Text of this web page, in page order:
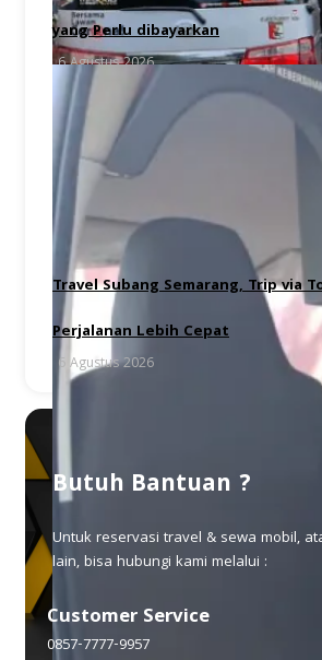
yang Perlu dibayarkan
6 Agustus 2026
Travel Subang Semarang, Trip via
Perjalanan Lebih Cepat
6 Agustus 2026
Butuh Bantuan ?
Untuk reservasi travel & sewa mobil,
lain, bisa hubungi kami melalui :
Customer Service
0857-7777-9957